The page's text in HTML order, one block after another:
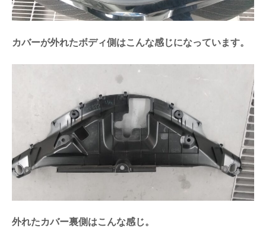
カバーが外れたボディ側はこんな感じになっています。
外れたカバー裏側はこんな感じ。